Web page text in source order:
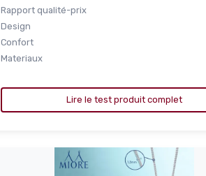
Rapport qualité-prix
Design
Confort
Materiaux
Lire le test produit complet